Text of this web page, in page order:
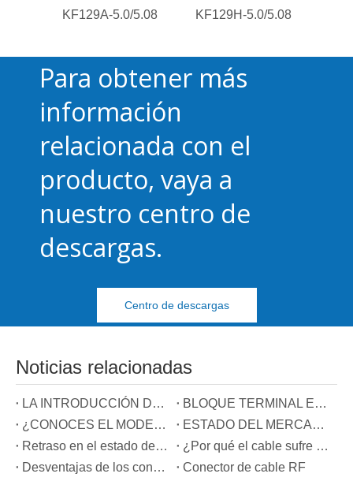
KF129A-5.0/5.08
KF129H-5.0/5.08
Para obtener más
información
relacionada con el
producto, vaya a
nuestro centro de
descargas.
Centro de descargas
Noticias relacionadas
LA INTRODUCCIÓN DE TERMINALES PASANTES
BLOQUE TERMINAL EUROPEO
¿CONOCES EL MODELO DE BLOQUE DE TERMINALES?
ESTADO DEL MERCADO DE BLOQUES TERMINALES DE CHINA Y PREVISIÓN DE DESARROLLO
Retraso en el estado de la tecnología de conexión de cables de aleación de aluminio de China
¿Por qué el cable sufre un cortocircuito y se incendia?
Desventajas de los conectores de cables.
Conector de cable RF